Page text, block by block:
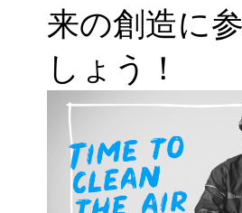
来の創造に
しょう！